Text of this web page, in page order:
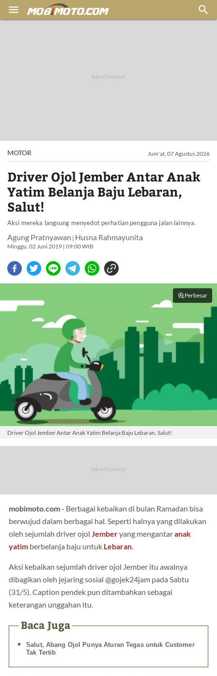
 
MOTOR Jum'at, 07 Agustus 2026
Driver Ojol Jember Antar Anak
Yatim Belanja Baju Lebaran,
Salut!
Aksi mereka langsung menyedot perhatian pengguna jalan lainnya.
Agung Pratnyawan | Husna Rahmayunita
Minggu, 02 Juni 2019 | 09:00 WIB
Perbesar
Driver Ojol Jember Antar Anak Yatim Belanja Baju Lebaran, Salut!
mobimoto.com - Berbagai kebaikan di bulan Ramadan bisa
berwujud dalam berbagai hal. Seperti halnya yang dilakukan
oleh sejumlah driver ojol Jemberyang mengantaranak
yatim berbelanja baju untuk Lebaran.
Aksi kebaikan sejumlah driver ojol Jember itu awalnya
dibagikan oleh jejaring sosial @gojek24jam pada Sabtu
(31/5). Caption pendek pun ditambahkan sebagai
keterangan unggahan itu.
Baca Juga
Salut, Abang Ojol Punya Aturan Tegas untuk Customer
Tak Tertib